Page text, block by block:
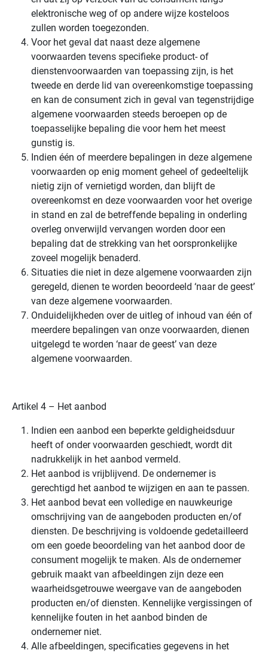
elektronische weg of op andere wijze kosteloos
zullen worden toegezonden.
Voor het geval dat naast deze algemene
voorwaarden tevens specifieke product- of
dienstenvoorwaarden van toepassing zijn, is het
tweede en derde lid van overeenkomstige toepassing
en kan de consument zich in geval van tegenstrijdige
algemene voorwaarden steeds beroepen op de
toepasselijke bepaling die voor hem het meest
gunstig is.
Indien één of meerdere bepalingen in deze algemene
voorwaarden op enig moment geheel of gedeeltelijk
nietig zijn of vernietigd worden, dan blijft de
overeenkomst en deze voorwaarden voor het overige
in stand en zal de betreffende bepaling in onderling
overleg onverwijld vervangen worden door een
bepaling dat de strekking van het oorspronkelijke
zoveel mogelijk benaderd.
Situaties die niet in deze algemene voorwaarden zijn
geregeld, dienen te worden beoordeeld ‘naar de geest’
van deze algemene voorwaarden.
Onduidelijkheden over de uitleg of inhoud van één of
meerdere bepalingen van onze voorwaarden, dienen
uitgelegd te worden ‘naar de geest’ van deze
algemene voorwaarden.
Artikel 4 – Het aanbod
Indien een aanbod een beperkte geldigheidsduur
heeft of onder voorwaarden geschiedt, wordt dit
nadrukkelijk in het aanbod vermeld.
Het aanbod is vrijblijvend. De ondernemer is
gerechtigd het aanbod te wijzigen en aan te passen.
Het aanbod bevat een volledige en nauwkeurige
omschrijving van de aangeboden producten en/of
diensten. De beschrijving is voldoende gedetailleerd
om een goede beoordeling van het aanbod door de
consument mogelijk te maken. Als de ondernemer
gebruik maakt van afbeeldingen zijn deze een
waarheidsgetrouwe weergave van de aangeboden
producten en/of diensten. Kennelijke vergissingen of
kennelijke fouten in het aanbod binden de
ondernemer niet.
Alle afbeeldingen, specificaties gegevens in het